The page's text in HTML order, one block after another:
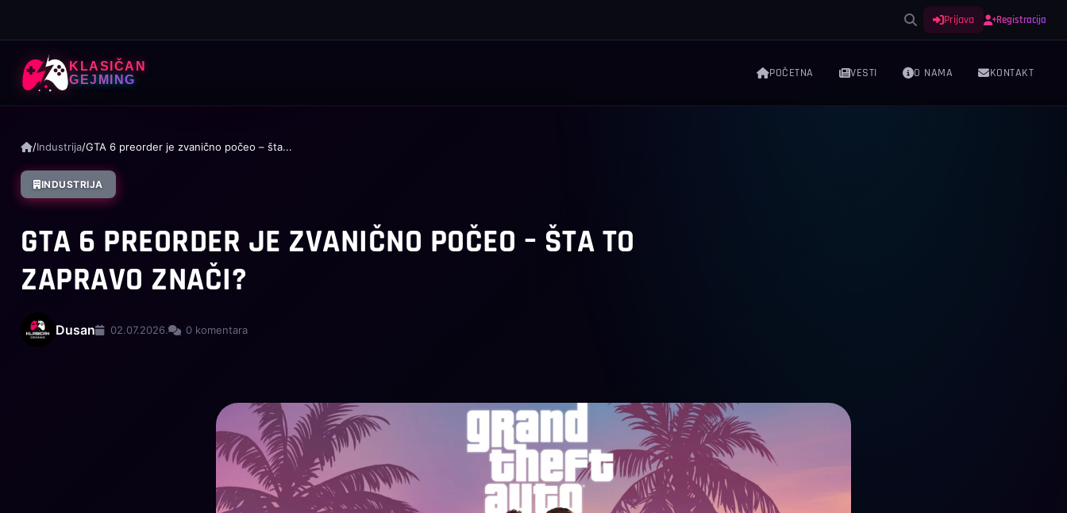
Prijava Registracija
KLASIČAN
GEJMING
POČETNA VESTI O NAMA KONTAKT
/Industrija/GTA 6 preorder je zvanično počeo – šta...
INDUSTRIJA
GTA 6 PREORDER JE ZVANIČNO POČEO – ŠTA TO
ZAPRAVO ZNAČI?
Dusan 02.07.2026. 0 komentara